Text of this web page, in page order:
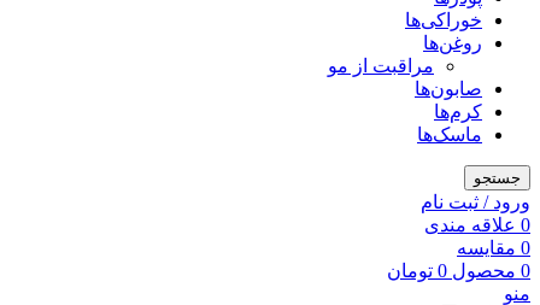
خوراکی‌ها
روغن‌ها
مراقبت از مو
صابون‌ها
کرم‌ها
ماسک‌ها
جستجو
ورود / ثبت نام
0 علاقه مندی
0 مقایسه
0 محصول 0 تومان
منو